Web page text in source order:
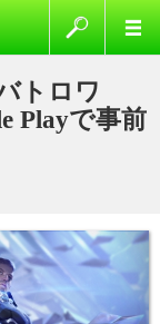
トロワ
Playで事前